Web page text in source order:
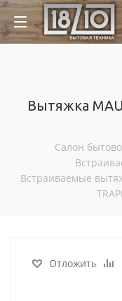
Вытяжка
Салон
Встраиваемые
Отложить